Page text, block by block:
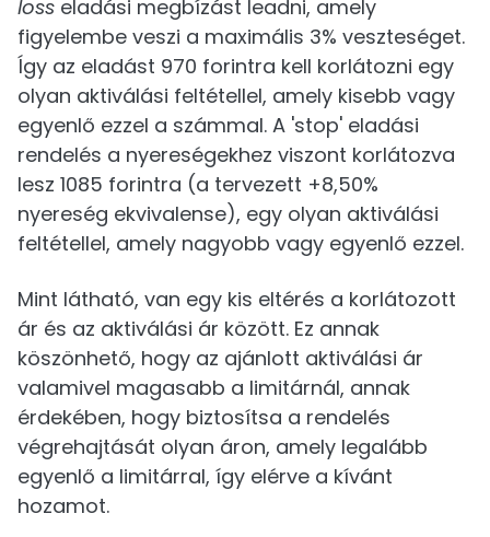
loss eladási megbízást leadni, amely
figyelembe veszi a maximális 3% veszteséget.
Így az eladást 970 forintra kell korlátozni egy
olyan aktiválási feltétellel, amely kisebb vagy
egyenlő ezzel a számmal. A 'stop' eladási
rendelés a nyereségekhez viszont korlátozva
lesz 1085 forintra (a tervezett +8,50%
nyereség ekvivalense), egy olyan aktiválási
feltétellel, amely nagyobb vagy egyenlő ezzel.
Mint látható, van egy kis eltérés a korlátozott
ár és az aktiválási ár között. Ez annak
köszönhető, hogy az ajánlott aktiválási ár
valamivel magasabb a limitárnál, annak
érdekében, hogy biztosítsa a rendelés
végrehajtását olyan áron, amely legalább
egyenlő a limitárral, így elérve a kívánt
hozamot.